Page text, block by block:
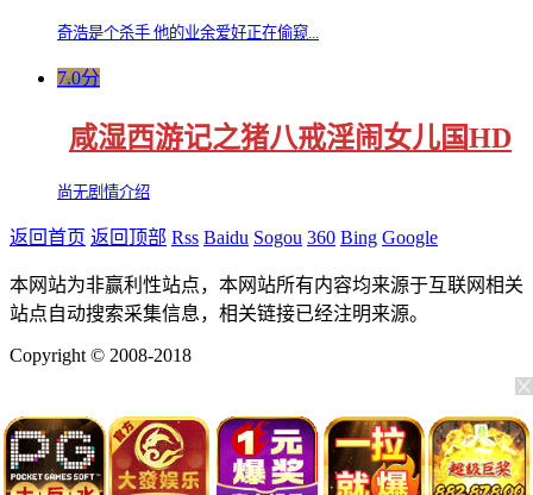
奇浩是个杀手 他的业余爱好正在偷窥...
7.0分
咸湿西游记之猪八戒淫闹女儿国HD
尚无剧情介绍
返回首页 返回顶部 Rss Baidu Sogou 360 Bing Google
本网站为非赢利性站点，本网站所有内容均来源于互联网相关
站点自动搜索采集信息，相关链接已经注明来源。
Copyright © 2008-2018